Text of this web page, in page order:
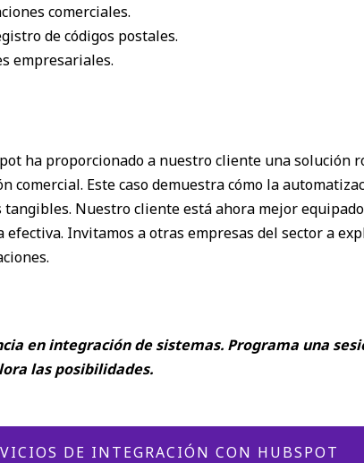
comerciales.
de códigos postales.
empresariales.
ha proporcionado a nuestro cliente una solución
comercial. Este caso demuestra cómo la
Nuestro cliente está ahora mejor
Invitamos a otras empresas del sector a
en integración de sistemas. Programa una
las posibilidades.
DE INTEGRACIÓN CON HUBSPOT